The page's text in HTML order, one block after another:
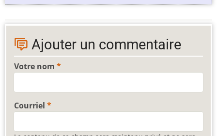
Ajouter un commentaire
Votre nom
Courriel